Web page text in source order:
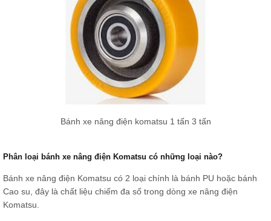
Bánh xe nâng điện komatsu 1 tấn 3 tấn
Phân loại bánh xe nâng điện Komatsu có những loại nào?
Bánh xe nâng điện Komatsu có 2 loại chính là bánh PU hoặc bánh
Cao su, đây là chất liệu chiếm đa số trong dòng xe nâng điện
Komatsu.